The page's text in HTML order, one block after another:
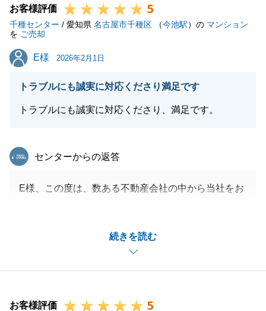
ローンの期間が少しタイトなスケジュールでしたが、
ご協力いただきましたおかげでスムーズに進めること
が出来ました。今後も何かありました際にはお気軽に
ご連絡お待ちしております。
何卒宜しくお願い申し上げます。
お客様評価 5
千種センター / 愛知県 名古屋市千種区 （今池駅）の マンション
を ご売却
E様
E様 2026年2月1日
トラブルにも誠実に対応くださり満足です
トラブルにも誠実に対応くださり、満足です。
続きを読む
東急リバブル
センターからの返答
E様、この度は、数ある不動産会社の中から当社をお
ざいましたが、関係各所との協議を重ね、無事にご成
約へと至ることができました。これもひとえに、E様
のご理解とご協力があったからこそと、心より感謝し
今後とも、不動産の売買に関して何かお役に立てるこ
お客様評価 5